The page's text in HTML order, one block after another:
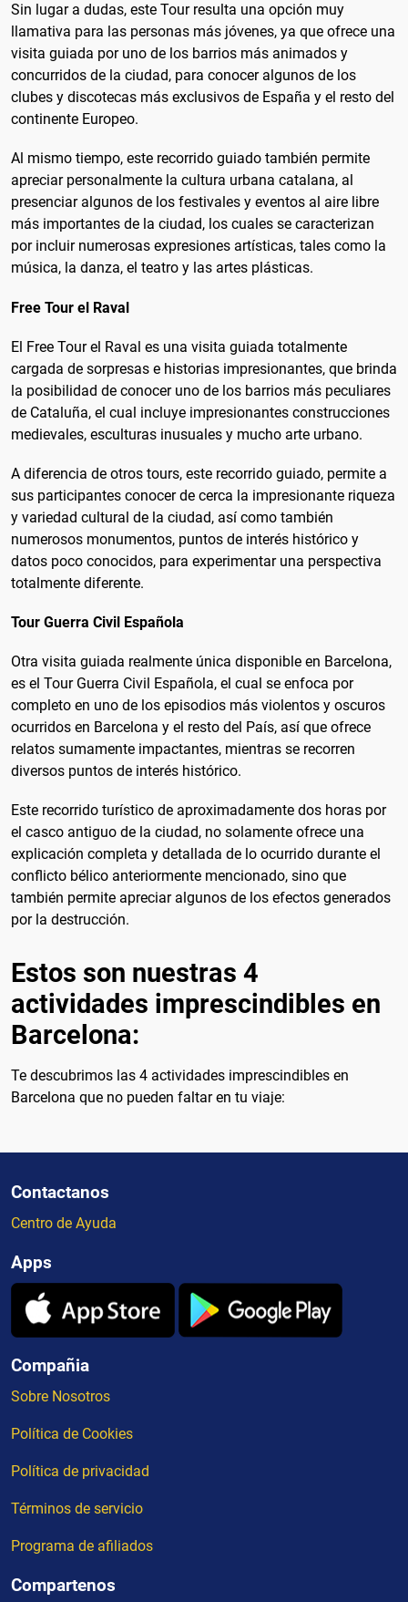
Sin lugar a dudas, este Tour resulta una opción muy
llamativa para las personas más jóvenes, ya que ofrece una
visita guiada por uno de los barrios más animados y
concurridos de la ciudad, para conocer algunos de los
clubes y discotecas más exclusivos de España y el resto del
continente Europeo.
Al mismo tiempo, este recorrido guiado también permite
apreciar personalmente la cultura urbana catalana, al
presenciar algunos de los festivales y eventos al aire libre
más importantes de la ciudad, los cuales se caracterizan
por incluir numerosas expresiones artísticas, tales como la
música, la danza, el teatro y las artes plásticas.
Free Tour el Raval
El Free Tour el Raval es una visita guiada totalmente
cargada de sorpresas e historias impresionantes, que brinda
la posibilidad de conocer uno de los barrios más peculiares
de Cataluña, el cual incluye impresionantes construcciones
medievales, esculturas inusuales y mucho arte urbano.
A diferencia de otros tours, este recorrido guiado, permite a
sus participantes conocer de cerca la impresionante riqueza
y variedad cultural de la ciudad, así como también
numerosos monumentos, puntos de interés histórico y
datos poco conocidos, para experimentar una perspectiva
totalmente diferente.
Tour Guerra Civil Española
Otra visita guiada realmente única disponible en Barcelona,
es el Tour Guerra Civil Española, el cual se enfoca por
completo en uno de los episodios más violentos y oscuros
ocurridos en Barcelona y el resto del País, así que ofrece
relatos sumamente impactantes, mientras se recorren
diversos puntos de interés histórico.
Este recorrido turístico de aproximadamente dos horas por
el casco antiguo de la ciudad, no solamente ofrece una
explicación completa y detallada de lo ocurrido durante el
conflicto bélico anteriormente mencionado, sino que
también permite apreciar algunos de los efectos generados
por la destrucción.
Estos son nuestras 4
actividades imprescindibles en
Barcelona:
Te descubrimos las 4 actividades imprescindibles en
Barcelona que no pueden faltar en tu viaje:
Contactanos
Centro de Ayuda
Apps
Compañia
Sobre Nosotros
Política de Cookies
Política de privacidad
Términos de servicio
Programa de afiliados
Compartenos